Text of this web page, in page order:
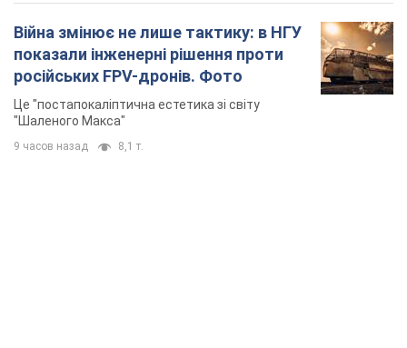
Війна змінює не лише тактику: в НГУ
показали інженерні рішення проти
російських FPV-дронів. Фото
Це "постапокаліптична естетика зі світу
"Шаленого Макса"
9 часов назад 8,1 т.